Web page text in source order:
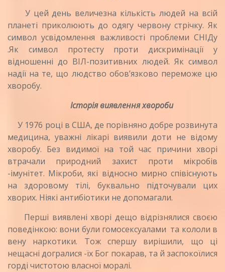
У цей день величезна кількість лю­дей на всій
планеті приколюють до одягу червону стрічку. Як
символ усвідомлення важливос­ті проблеми СНІДу
.Як символ протесту проти дискри­мінації у
відношенні до ВІЛ-позитивних людей. Як символ
надії на те, що людство обов’язково пе­реможе цю
хворобу.
Історія виявлення хвороби
У 1976 році в США, де порівняно добре розвину­та
медицина, уважні лікарі виявили доти не відо­му
хворобу. Без видимої на той час причини хворі
втрачали природний захист проти мікробів
-імунітет. Мікроби, які відносно мирно співісну­ють
на здоровому тілі, буквально підточували цих
хворих. Ніякі антибіотики не допомагали.
Перші виявлені хворі дещо відрізнялися своєю
поведінкою: вони були гомосексуалами та кололи в
вену наркотики. Тож спершу вирішили, що ці
нещасні догралися -їх Бог покарав, та й заспокоїлися
горді чистотою власної моралі.